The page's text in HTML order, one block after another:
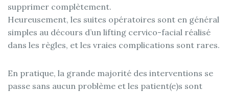
supprimer complètement.
Heureusement, les suites opératoires sont en général
simples au décours d’un lifting cervico-facial réalisé
dans les règles, et les vraies complications sont rares.
En pratique, la grande majorité des interventions se
passe sans aucun problème et les patient(e)s sont